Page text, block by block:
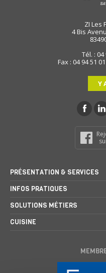
ZI Les
4 Bis
Tél. : 04
Fax : 04 94 51
Y
PRÉSENTATION & SERVICES
INFOS PRATIQUES
SOLUTIONS MÉTIERS
CUISINE